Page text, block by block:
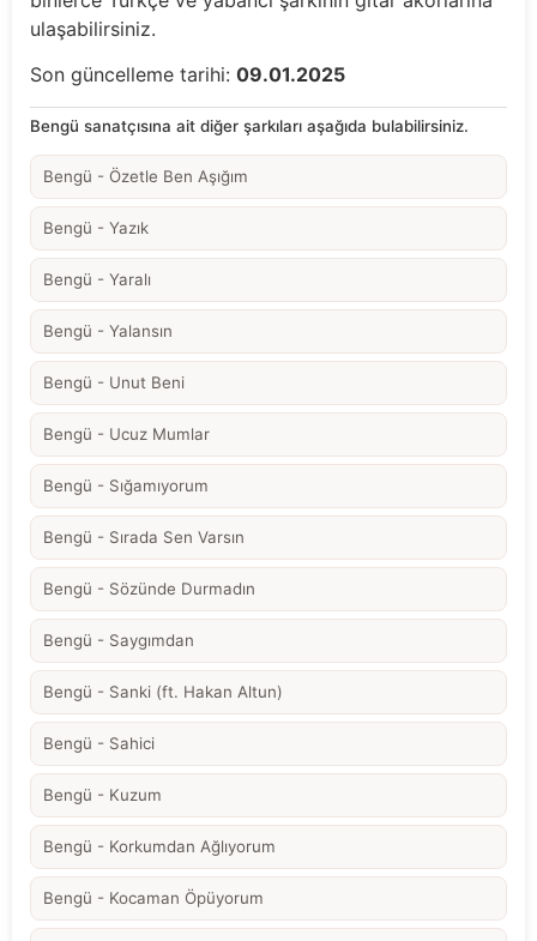
ulaşabilirsiniz.
Son güncelleme tarihi: 09.01.2025
Bengü sanatçısına ait diğer şarkıları aşağıda bulabilirsiniz.
Bengü - Özetle Ben Aşığım
Bengü - Yazık
Bengü - Yaralı
Bengü - Yalansın
Bengü - Unut Beni
Bengü - Ucuz Mumlar
Bengü - Sığamıyorum
Bengü - Sırada Sen Varsın
Bengü - Sözünde Durmadın
Bengü - Saygımdan
Bengü - Sanki (ft. Hakan Altun)
Bengü - Sahici
Bengü - Kuzum
Bengü - Korkumdan Ağlıyorum
Bengü - Kocaman Öpüyorum